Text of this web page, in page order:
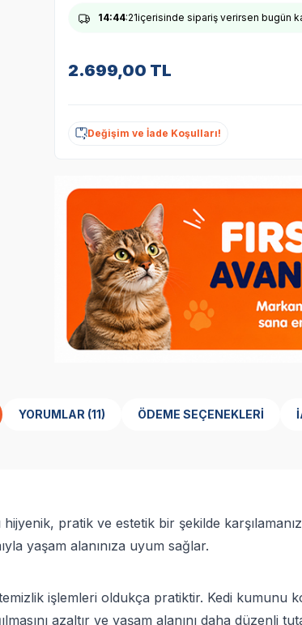
14:44:20içerisinde sipariş verirsen bugün
2.699,00 TL
Değişim ve İade Koşulları!
YORUMLAR (11) ÖDEME SEÇENEKLERI
pratik ve estetik bir şekilde
yaşam alanınıza uyum sağlar.
işlemleri oldukça pratiktir. Kedi
azaltır ve yaşam alanını daha düzenli